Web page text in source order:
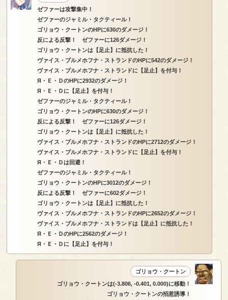
ゼファーは攻撃集中！
ゼファーのジャミル・タクティール！
ゴリョウ・クートンのHPに630のダメージ！
反による反撃！ ゼファーに126ダメージ！
ゴリョウ・クートンは【足止】に抵抗した！
ヴァイス・ブルメホフナ・ストランドのHPに542のダメージ！
ヴァイス・ブルメホフナ・ストランドに【足止】を付与！
Я・Ｅ・ＤのHPに2932のダメージ！
Я・Ｅ・Ｄに【足止】を付与！
ゼファーのジャミル・タクティール！
ゴリョウ・クートンのHPに630のダメージ！
反による反撃！ ゼファーに126ダメージ！
ゴリョウ・クートンは【足止】に抵抗した！
ヴァイス・ブルメホフナ・ストランドのHPに2712のダメージ！
ヴァイス・ブルメホフナ・ストランドに【足止】を付与！
Я・Ｅ・Ｄは回避！
ゼファーのジャミル・タクティール！
ゴリョウ・クートンのHPに3012のダメージ！
反による反撃！ ゼファーに602ダメージ！
ゴリョウ・クートンは【足止】に抵抗した！
ヴァイス・ブルメホフナ・ストランドのHPに2652のダメージ！
ヴァイス・ブルメホフナ・ストランドは【足止】に抵抗した！
Я・Ｅ・ＤのHPに2562のダメージ！
Я・Ｅ・Ｄに【足止】を付与！
ゴリョウ・クートン
ゴリョウ・クートンは(-3.806, -0.401, 0.000)に移動！
ゴリョウ・クートンの招惹誘導！